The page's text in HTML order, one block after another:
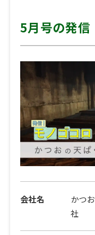
5月号の発信
会社名
かつ
社